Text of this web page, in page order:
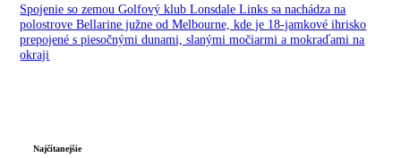
Spojenie so zemou Golfový klub Lonsdale Links sa nachádza na
polostrove Bellarine južne od Melbourne, kde je 18-jamkové ihrisko
prepojené s piesočnými dunami, slanými močiarmi a mokraďami na
okraji
Najčítanejšie